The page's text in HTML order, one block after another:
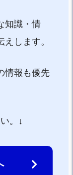
知識・情
します。
情報も優先
。↓